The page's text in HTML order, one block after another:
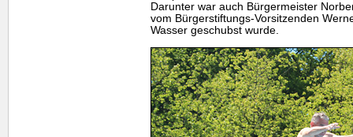
Darunter war auch Bürgermeister
vom Bürgerstiftungs-Vorsitzenden
Wasser geschubst wurde.